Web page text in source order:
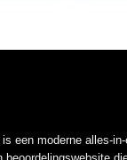
een moderne alles-in-